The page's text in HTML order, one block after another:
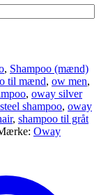
, Shampoo (mænd)
til mænd, ow men,
, oway silver
shampoo, oway
, shampoo til gråt
Oway